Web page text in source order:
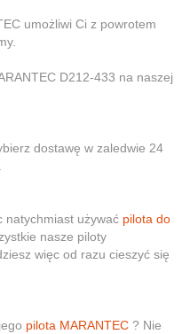
umożliwi Ci z powrotem
D212-433 na naszej
dostawę w zaledwie 24
natychmiast używać pilota do
nasze piloty
więc od razu cieszyć się
pilota MARANTEC ? Nie